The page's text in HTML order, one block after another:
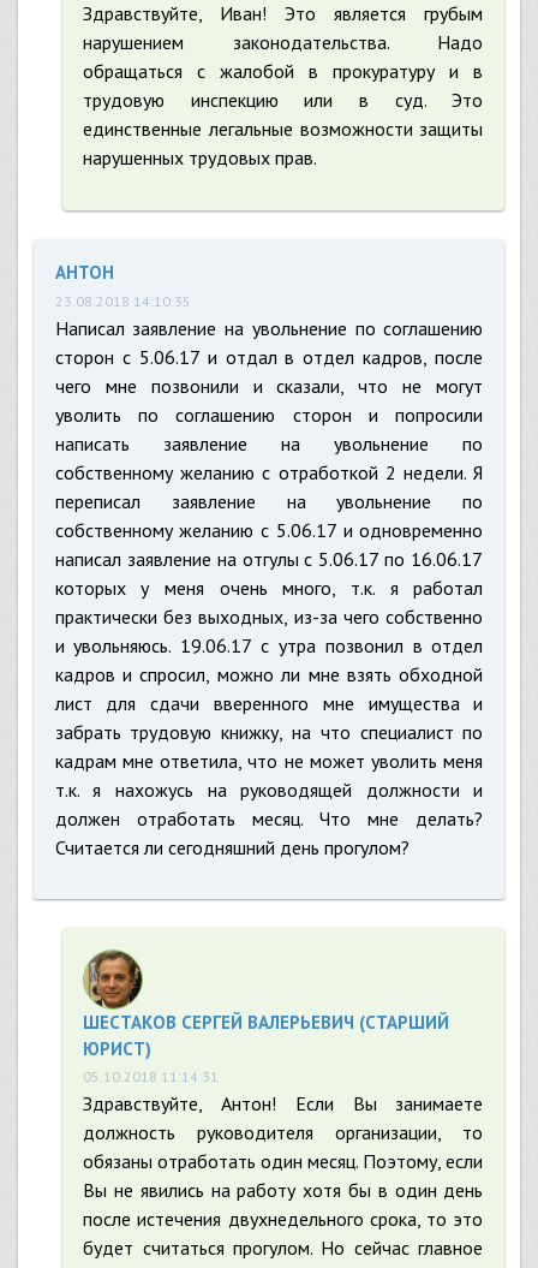
Здравствуйте, Иван! Это является грубым
нарушением законодательства. Надо
обращаться с жалобой в прокуратуру и в
трудовую инспекцию или в суд. Это
единственные легальные возможности защиты
нарушенных трудовых прав.
АНТОН
23.08.2018 14:10:35
Написал заявление на увольнение по соглашению
сторон с 5.06.17 и отдал в отдел кадров, после
чего мне позвонили и сказали, что не могут
уволить по соглашению сторон и попросили
написать заявление на увольнение по
собственному желанию с отработкой 2 недели. Я
переписал заявление на увольнение по
собственному желанию с 5.06.17 и одновременно
написал заявление на отгулы с 5.06.17 по 16.06.17
которых у меня очень много, т.к. я работал
практически без выходных, из-за чего собственно
и увольняюсь. 19.06.17 с утра позвонил в отдел
кадров и спросил, можно ли мне взять обходной
лист для сдачи вверенного мне имущества и
забрать трудовую книжку, на что специалист по
кадрам мне ответила, что не может уволить меня
т.к. я нахожусь на руководящей должности и
должен отработать месяц. Что мне делать?
Считается ли сегодняшний день прогулом?
ШЕСТАКОВ СЕРГЕЙ ВАЛЕРЬЕВИЧ (СТАРШИЙ
ЮРИСТ)
05.10.2018 11:14:31
Здравствуйте, Антон! Если Вы занимаете
должность руководителя организации, то
обязаны отработать один месяц. Поэтому, если
Вы не явились на работу хотя бы в один день
после истечения двухнедельного срока, то это
будет считаться прогулом. Но сейчас главное